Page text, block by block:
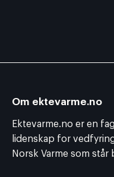
Om ektevarme.no
Ektevarme.no er en
lidenskap for
Norsk Varme som